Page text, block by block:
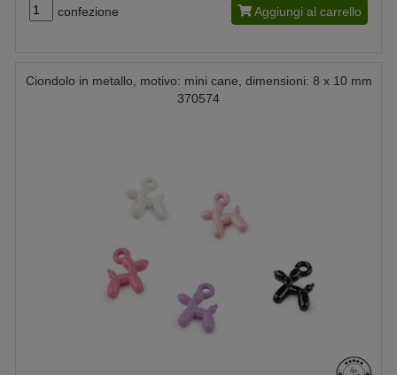
confezione Aggiungi al carrello
Ciondolo in metallo, motivo: mini cane, dimensioni: 8 x 10 mm
370574